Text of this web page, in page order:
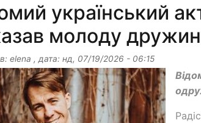
український
молоду
elena , дата: нд, 07/19/2026 - 06:15